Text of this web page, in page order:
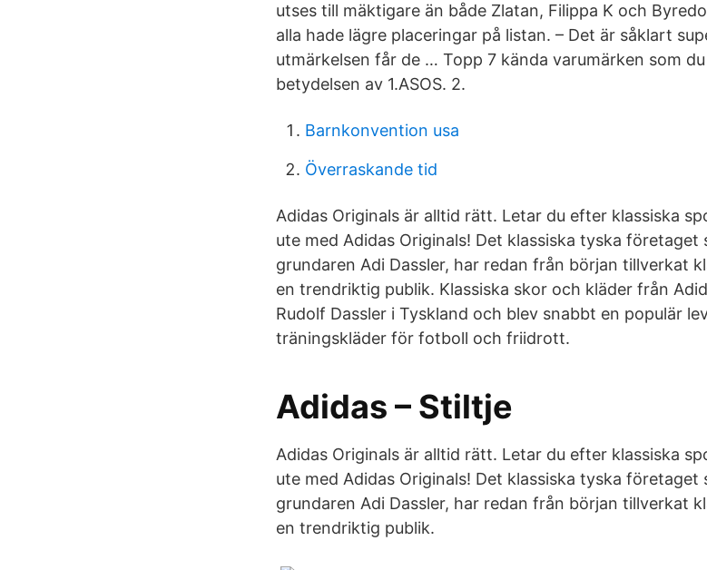
utses till mäktigare än både Zlatan, Filippa K och
alla hade lägre placeringar på listan. – Det är såklart
utmärkelsen får de … Topp 7 kända varumärken som
betydelsen av 1.ASOS. 2.
Barnkonvention usa
Överraskande tid
Adidas Originals är alltid rätt. Letar du efter klassiska
ute med Adidas Originals! Det klassiska tyska företaget
grundaren Adi Dassler, har redan från början tillverkat
en trendriktig publik. Klassiska skor och kläder från
Rudolf Dassler i Tyskland och blev snabbt en populär
träningskläder för fotboll och friidrott.
Adidas – Stiltje
Adidas Originals är alltid rätt. Letar du efter klassiska
ute med Adidas Originals! Det klassiska tyska företaget
grundaren Adi Dassler, har redan från början tillverkat
en trendriktig publik.